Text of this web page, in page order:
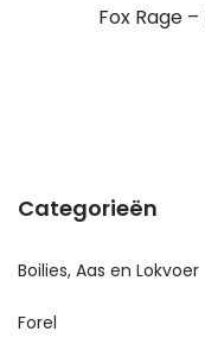
Fox Rage
Categorieën
Boilies, Aas en Lokvoer
Forel